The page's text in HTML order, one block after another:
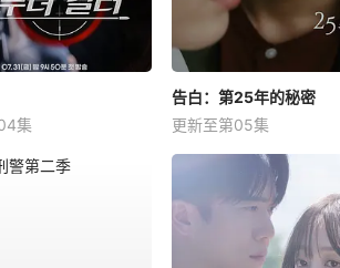
集
告白：第25年的秘密
更新至第05集